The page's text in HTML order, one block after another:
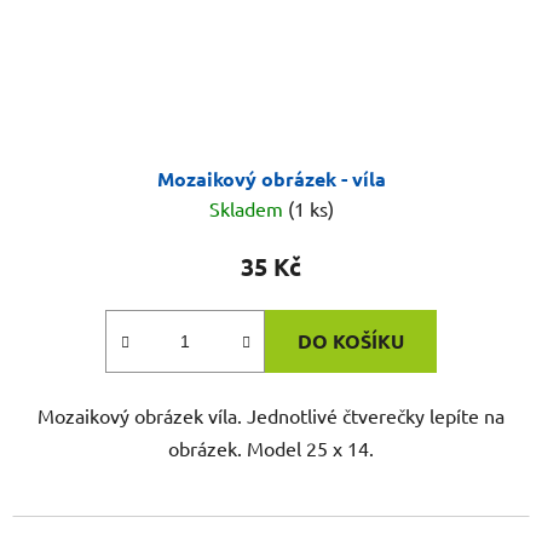
Mozaikový obrázek - víla
Skladem (1 ks)
35 Kč
DO KOŠÍKU
Mozaikový obrázek víla. Jednotlivé čtverečky lepíte na
obrázek. Model 25 x 14.